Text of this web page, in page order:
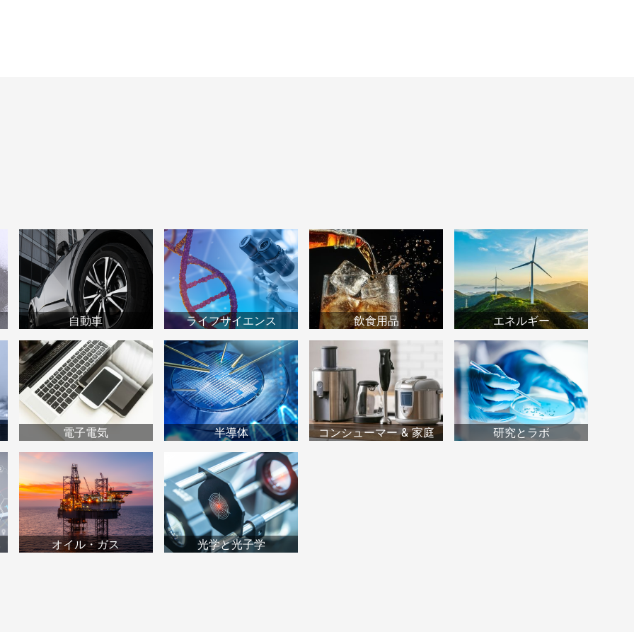
自動車 ライフサイエンス 飲食用品 エネルギー
電子電気 半導体 コンシューマー & 家庭 研究とラボ
オイル・ガス 光学と光子学